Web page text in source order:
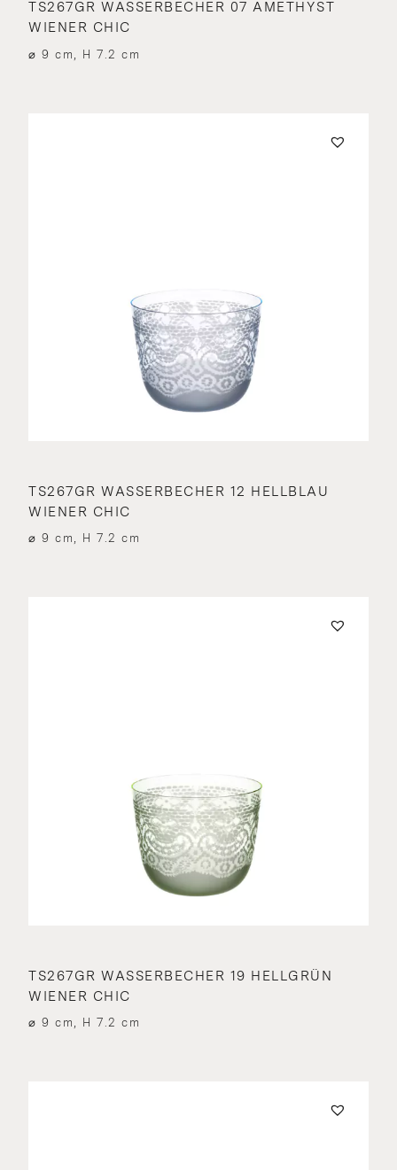
TS267GR WASSERBECHER 07 AMETHYST
WIENER CHIC
⌀ 9 cm, H 7.2 cm
TS267GR WASSERBECHER 12 HELLBLAU
WIENER CHIC
⌀ 9 cm, H 7.2 cm
TS267GR WASSERBECHER 19 HELLGRÜN
WIENER CHIC
⌀ 9 cm, H 7.2 cm